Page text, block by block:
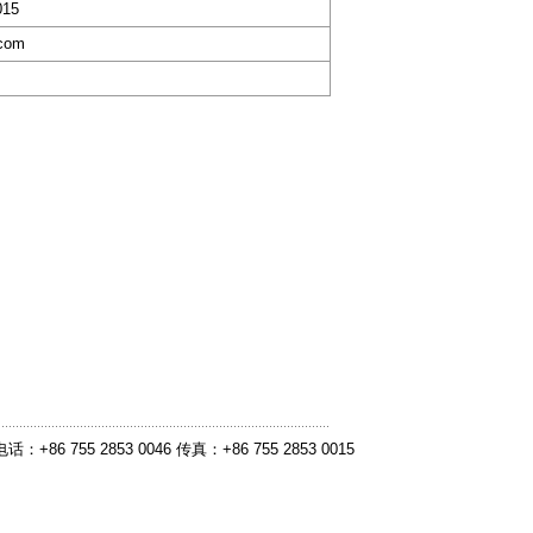
：+86 755 2853 0046 传真：+86 755 2853 0015